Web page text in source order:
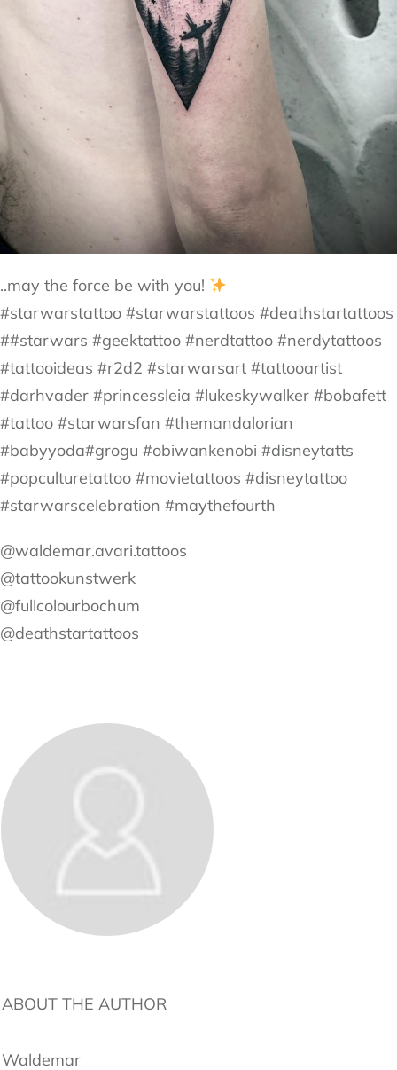
..may the force be with you!
#starwarstattoo #starwarstattoos #deathstartattoos
##starwars #geektattoo #nerdtattoo #nerdytattoos
#tattooideas #r2d2 #starwarsart #tattooartist
#darhvader #princessleia #lukeskywalker #bobafett
#tattoo #starwarsfan #themandalorian
#babyyoda#grogu #obiwankenobi #disneytatts
#popculturetattoo #movietattoos #disneytattoo
#starwarscelebration #maythefourth
@waldemar.avari.tattoos
@tattookunstwerk
@fullcolourbochum
@deathstartattoos
ABOUT THE AUTHOR
Waldemar